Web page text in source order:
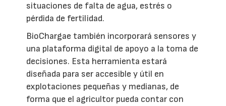
situaciones de falta de agua, estrés o
pérdida de fertilidad.
BioChargae también incorporará sensores y
una plataforma digital de apoyo a la toma de
decisiones. Esta herramienta estará
diseñada para ser accesible y útil en
explotaciones pequeñas y medianas, de
forma que el agricultor pueda contar con